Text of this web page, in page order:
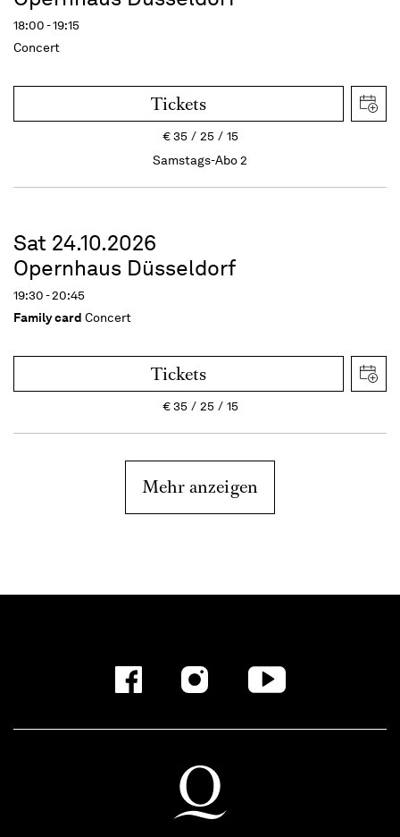
18:00 - 19:15
Concert
Tickets
€35 25
15
Samstags-Abo 2
Sat 24.10.2026
Opernhaus Düsseldorf
19:30 - 20:45
Family card Concert
Tickets
€35 25 15
Mehr anzeigen